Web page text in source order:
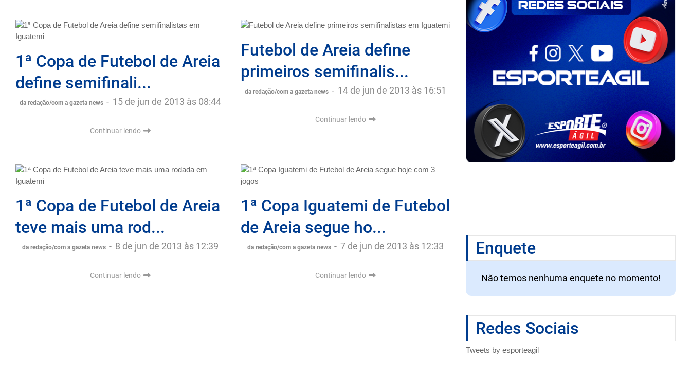
1ª Copa de Futebol de Areia
define semifinali...
da redação/com a gazeta news - 15 de jun de 2013 às 08:44
Continuar lendo
Futebol de Areia define
primeiros semifinalis...
da redação/com a gazeta news - 14 de jun de 2013 às 16:51
Continuar lendo
1ª Copa de Futebol de Areia
teve mais uma rod...
da redação/com a gazeta news - 8 de jun de 2013 às 12:39
Continuar lendo
1ª Copa Iguatemi de Futebol
de Areia segue ho...
da redação/com a gazeta news - 7 de jun de 2013 às 12:33
Continuar lendo
Enquete
Não temos nenhuma enquete no momento!
Redes Sociais
Tweets by esporteagil